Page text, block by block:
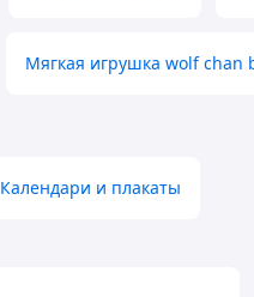
Мягкая игрушка wolf chan
Календари и плакаты